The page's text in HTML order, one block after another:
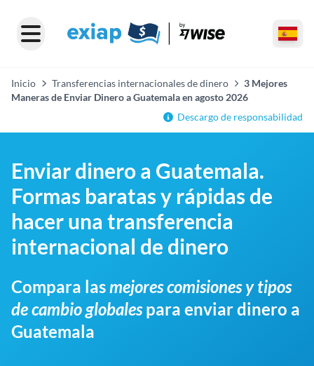
Inicio Transferencias internacionales de dinero
3 Mejores
Maneras de Enviar Dinero a Guatemala en agosto 2026
Descargo de responsabilidad
Enviar dinero a Guatemala.
Formas baratas y rápidas de
hacer una transferencia
internacional de dinero
Compara lasmejores comisiones y tipos
de cambio globalespara enviar dinero a
Guatemala